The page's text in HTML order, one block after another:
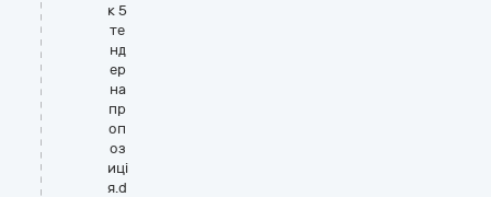
к 5
те
нд
ер
на
пр
оп
оз
иці
я.d